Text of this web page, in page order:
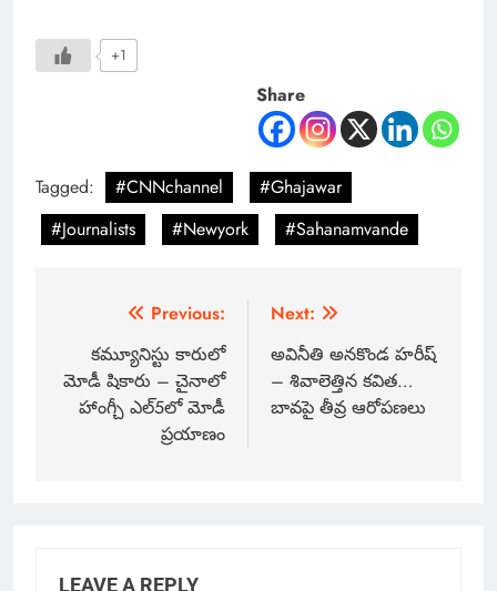
+1
Share
Tagged: #CNNchannel
#Ghajawar
#Journalists
#Newyork #Sahanamvande
Previous:
కమ్యూనిస్టు కారులో
మోడీ షికారు – చైనాలో
హాంగ్చీ ఎల్5లో మోడీ
ప్రయాణం
Next:
అవినీతి అనకొండ హరీష్
– శివాలెత్తిన కవిత…
బావపై తీవ్ర ఆరోపణలు
LEAVE A REPLY